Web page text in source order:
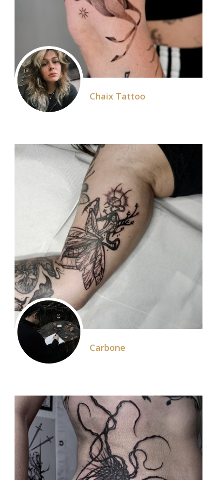
Chaix Tattoo
Carbone